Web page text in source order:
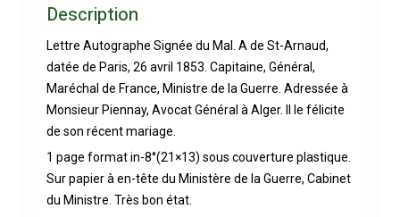
Description
Lettre Autographe Signée du Mal. A de St-Arnaud,
datée de Paris, 26 avril 1853. Capitaine, Général,
Maréchal de France, Ministre de la Guerre. Adressée à
Monsieur Piennay, Avocat Général à Alger. Il le félicite
de son récent mariage.
1 page format in-8°(21×13) sous couverture plastique.
Sur papier à en-tête du Ministère de la Guerre, Cabinet
du Ministre. Très bon état.